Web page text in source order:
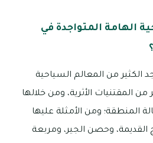
الهامة المتواجدة في
من المعالم السياحية
من المقتنيات الأثرية، ومن خلالها
المنطقة؛ ومن الأمثلة عليها
وحصن الجير، ومربعة